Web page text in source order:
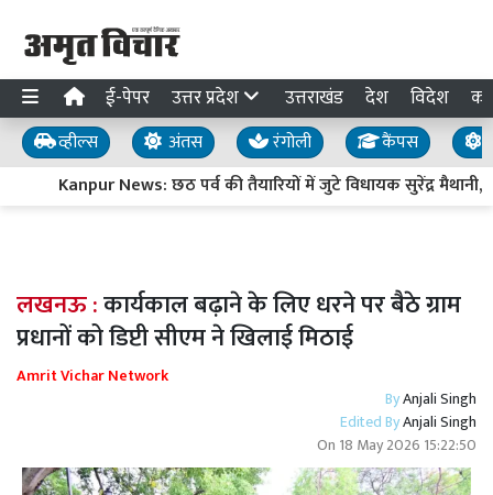
ई-पेपर उत्तर प्रदेश उत्तराखंड देश विदेश
व्हील्स अंतस रंगोली कैंपस
Kanpur News: छठ पर्व की तैयारियों में जुटे विधायक सुरेंद्र मैथानी,
लखनऊ :कार्यकाल बढ़ाने के लिए धरने पर बैठे ग्राम
प्रधानों को डिप्टी सीएम ने खिलाई मिठाई
Amrit Vichar Network
ByAnjali Singh
Edited ByAnjali Singh
On 18 May 2026 15:22:50